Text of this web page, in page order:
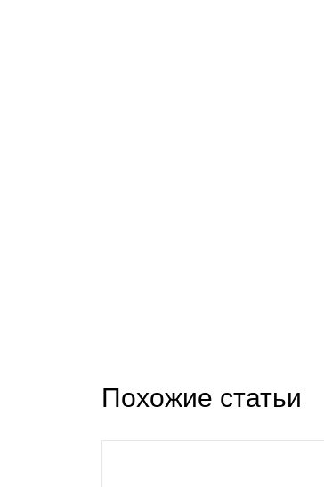
Похожие статьи